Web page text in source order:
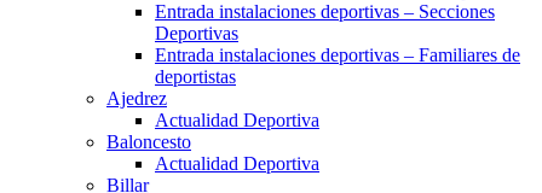
Entrada instalaciones deportivas – Secciones
Deportivas
Entrada instalaciones deportivas – Familiares de
deportistas
Ajedrez
Actualidad Deportiva
Baloncesto
Actualidad Deportiva
Billar